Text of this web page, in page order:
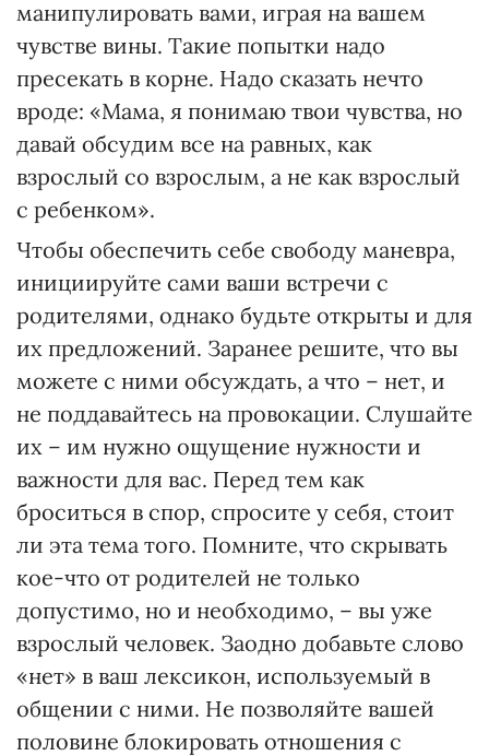
манипулировать вами, играя на вашем
чувстве вины. Такие попытки надо
пресекать в корне. Надо сказать нечто
вроде: «Мама, я понимаю твои чувства, но
давай обсудим все на равных, как
взрослый со взрослым, а не как взрослый
с ребенком».
Чтобы обеспечить себе свободу маневра,
инициируйте сами ваши встречи с
родителями, однако будьте открыты и для
их предложений. Заранее решите, что вы
можете с ними обсуждать, а что – нет, и
не поддавайтесь на провокации. Слушайте
их – им нужно ощущение нужности и
важности для вас. Перед тем как
броситься в спор, спросите у себя, стоит
ли эта тема того. Помните, что скрывать
кое-что от родителей не только
допустимо, но и необходимо, – вы уже
взрослый человек. Заодно добавьте слово
«нет» в ваш лексикон, используемый в
общении с ними. Не позволяйте вашей
половине блокировать отношения с